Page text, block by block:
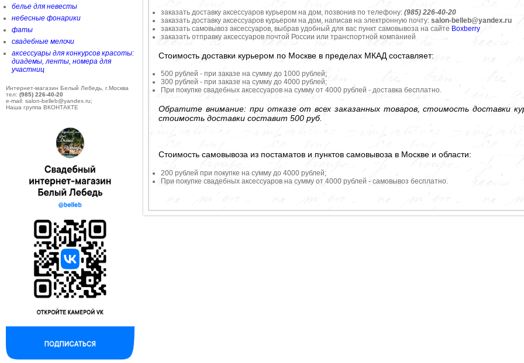
белье для невесты
небесные фонарики
фаты
свадебные мелочи
аксессуары для конкурсов красоты:
диадемы, ленты, номера для
участниц
Интернет-магазин Белый Лебедь, г.Москва
тел: (985) 226-40-20
e-mail: salon-belleb@yandex.ru;
Наша группа ВКОНТАКТЕ
заказать доставку аксессуаров курьером на дом, позвонив по телефону: (985) 226-40-20
заказать доставку аксессуаров курьером на дом, написав на электронную почту: salon-belleb@yandex.ru
заказать самовывоз аксессуаров, выбрав удобный для вас пункт самовывоза на сайте Boxberry
заказать отправку аксессуаров почтой России или транспортной компанией
Стоимость доставки курьером по Москве в пределах МКАД составляет:
500 рублей - при заказе на сумму до 1000 рублей;
300 рублей - при заказе на сумму до 4000 рублей;
При покупке свадебных аксессуаров на сумму от 4000 рублей - доставка бесплатно.
Обратите внимание: при отказе от всех заказанных товаров, стоимость доставки
стоимость доставки составит 500 руб.
Стоимость самовывоза из постаматов и пунктов самовывоза в Москве и области:
200 рублей при покупке на сумму до 4000 рублей;
При покупке свадебных аксессуаров на сумму от 4000 рублей - самовывоз бесплатно.